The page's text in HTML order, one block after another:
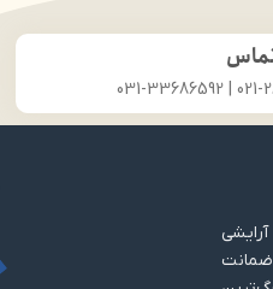
021-
به سه اصل ارسال رایگان ، ۷ روز ضمانت